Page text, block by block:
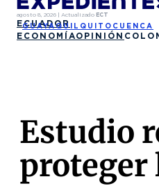
agosto 8, 2026 | Actualizado ECT
ECUADOR
GUAYAQUIL QUITO CUENCA
ECONOMÍAOPINIÓN
Estudio
proteger